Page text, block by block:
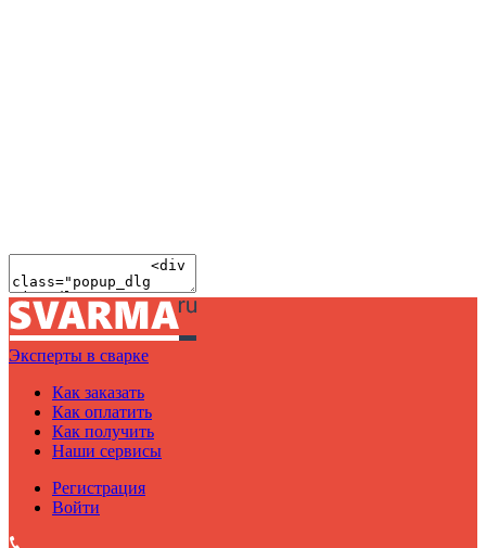
Эксперты в сварке
Как заказать
Как оплатить
Как получить
Наши сервисы
Регистрация
Войти